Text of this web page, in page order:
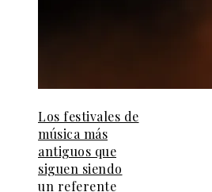
Los festivales de
música más
antiguos que
siguen siendo
un referente